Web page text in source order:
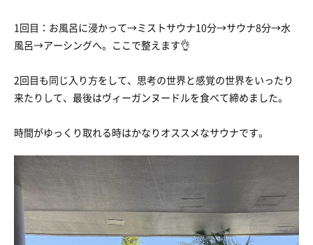
1回目：お風呂に浸かって→ミストサウナ10分→サウナ8分→水
風呂→アーシングへ。ここで整えます👌
2回目も同じ入り方をして、思考の世界と感覚の世界をいったり
来たりして、最後はヴィーガンヌードルを食べて締めました。
時間がゆっくり取れる時はかなりオススメなサウナです。